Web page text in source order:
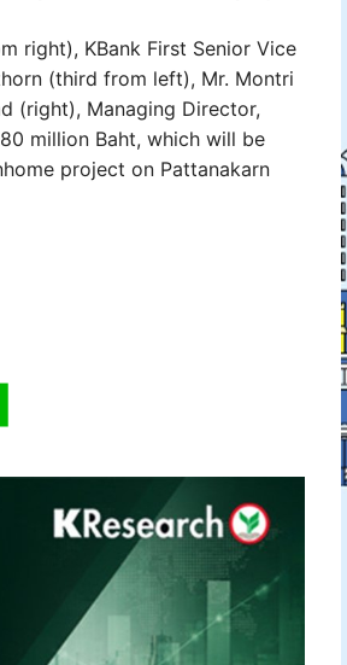
right), KBank First Senior Vice
(third from left), Mr. Montri
(right), Managing Director,
million Baht, which will be
project on Pattanakarn